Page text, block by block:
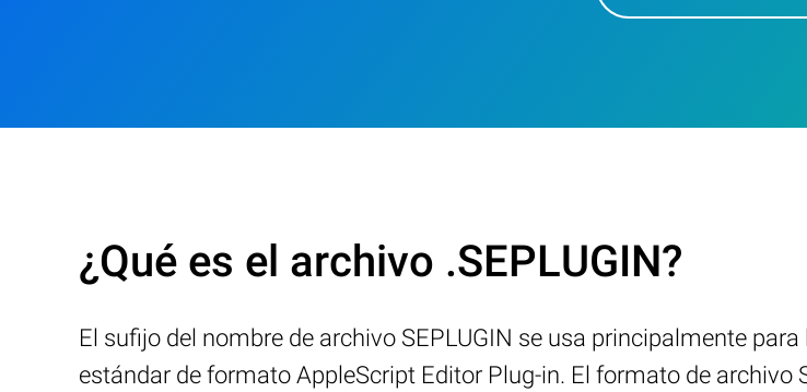
¿Qué es el archivo .SEPLUGIN?
El sufijo del nombre de archivo SEPLUGIN se usa principalmente
estándar de formato AppleScript Editor Plug-in. El formato de archivo